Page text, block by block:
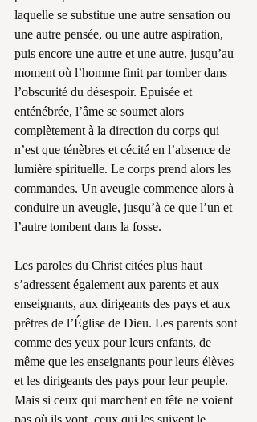
laquelle se substitue une autre sensation ou
une autre pensée, ou une autre aspiration,
puis encore une autre et une autre, jusqu’au
moment où l’homme finit par tomber dans
l’obscurité du désespoir. Epuisée et
enténébrée, l’âme se soumet alors
complètement à la direction du corps qui
n’est que ténèbres et cécité en l’absence de
lumière spirituelle. Le corps prend alors les
commandes. Un aveugle commence alors à
conduire un aveugle, jusqu’à ce que l’un et
l’autre tombent dans la fosse.
Les paroles du Christ citées plus haut
s’adressent également aux parents et aux
enseignants, aux dirigeants des pays et aux
prêtres de l’Église de Dieu. Les parents sont
comme des yeux pour leurs enfants, de
même que les enseignants pour leurs élèves
et les dirigeants des pays pour leur peuple.
Mais si ceux qui marchent en tête ne voient
pas où ils vont, ceux qui les suivent le